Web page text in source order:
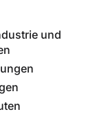
und